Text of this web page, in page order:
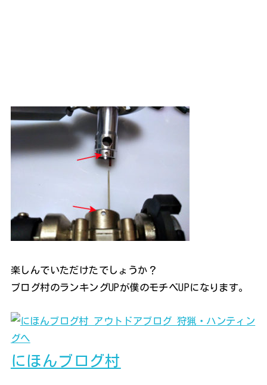
楽しんでいただけたでしょうか？
ブログ村のランキングUPが僕のモチベUPになります。
にほんブログ村